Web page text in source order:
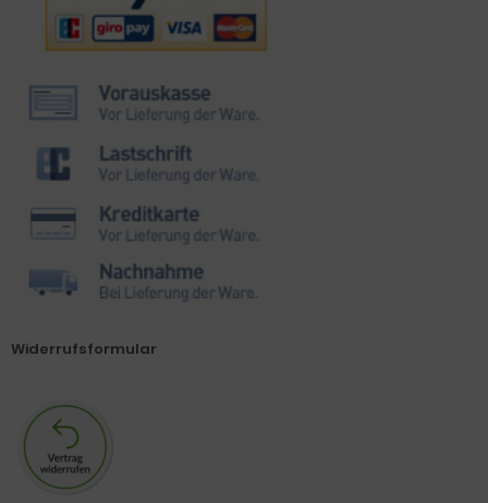
Widerrufsformular